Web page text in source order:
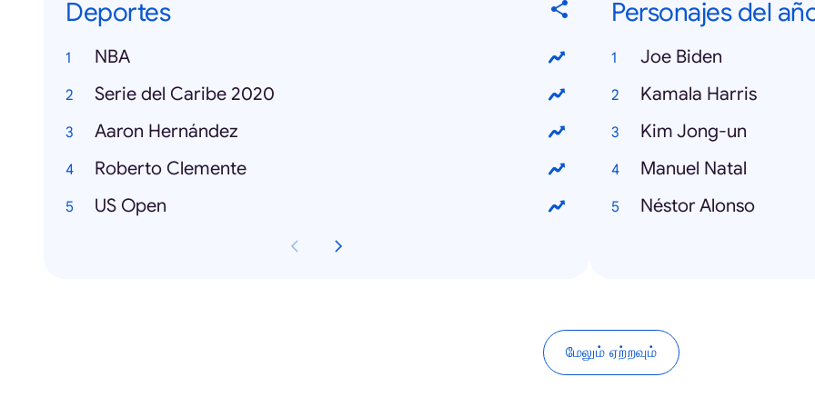
Deportes
NBA
Serie del Caribe 2020
Aaron Hernández
Roberto Clemente
US Open
Personajes del
Joe Biden
Kamala Harris
Kim Jong-un
Manuel Natal
Néstor Alonso
மேலும் ஏற்றவும்